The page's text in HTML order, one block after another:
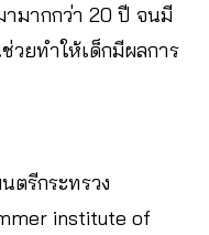
มากกว่า 20 ปี จนมี
วยทำให้เด็กมีผลการ
ตรีกระทรวง
institute of